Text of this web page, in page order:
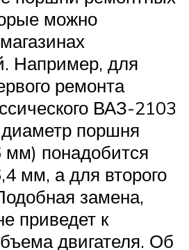
можно
Например, для
ремонта
ВАЗ-2103
поршня
мм) понадобится
мм, а для второго
замена,
приведет к
двигателя. Об